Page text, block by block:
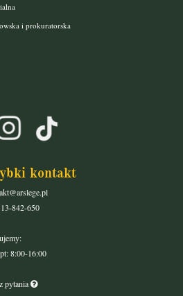
i prokuratorska
kontakt
842-650
8:00-16:00
pytania